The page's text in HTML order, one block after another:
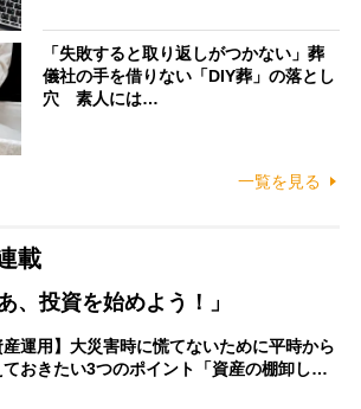
「失敗すると取り返しがつかない」葬
儀社の手を借りない「DIY葬」の落とし
穴 素人には…
一覧を見る
載
、投資を始めよう！」
産運用】大災害時に慌てないために平時から
ておきたい3つのポイント「資産の棚卸し…